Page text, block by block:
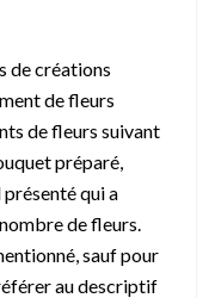
de créations
de fleurs
de fleurs suivant
préparé,
qui a
de fleurs.
sauf pour
au descriptif